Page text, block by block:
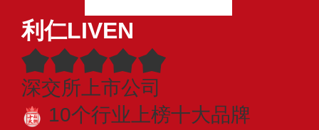
利仁LIVEN
深交所上市公司
10个行业上榜十大品牌